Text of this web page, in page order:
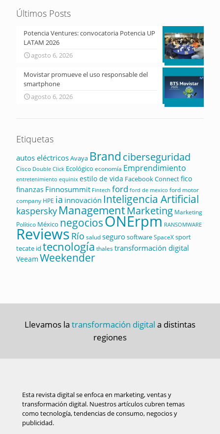
Últimos Posts
Potencia Ventures: convocatoria Potencia UP
LATAM 2026
agosto 6, 2026
Movistar promueve el uso responsable del
smartphone
agosto 6, 2026
Etiquetas
autos eléctricosAvaya Brandciberseguridad
Cisco Double Click Ecológico economía Emprendimiento
entretenimiento equinix estilo de vida Facebook Connectfico
finanzas Finnosummit Fintech ford ford de mexico ford motor
company HPE ia innovación Inteligencia Artificial
kaspersky ManagementMarketing Marketing
Político México negociosONErpm RANSOMWARE
Reviews Río saludsegurosoftwareSpaceXsport
tecate id tecnología thalestransformación digital
Veeam Weekender
Llevamos la transformación digital a distintas
regiones
Esta revista digital se enfoca en marketing, ventas y
transformación digital. Nuestros artículos cubren temas
como tecnología, tendencias de consumo, negocios y
publicidad.